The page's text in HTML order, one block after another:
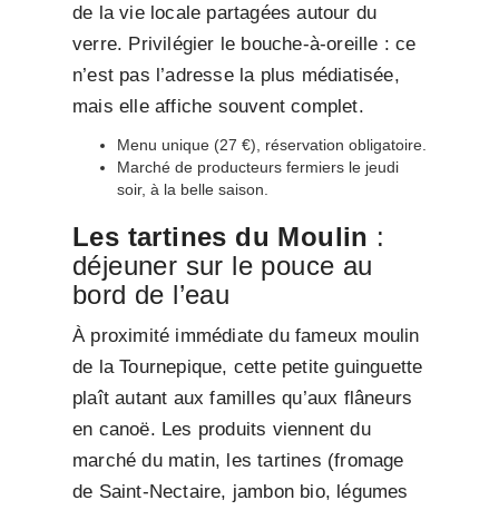
de la vie locale partagées autour du
verre. Privilégier le bouche-à-oreille : ce
n’est pas l’adresse la plus médiatisée,
mais elle affiche souvent complet.
Menu unique (27 €), réservation obligatoire.
Marché de producteurs fermiers le jeudi
soir, à la belle saison.
Les tartines du Moulin :
déjeuner sur le pouce au
bord de l’eau
À proximité immédiate du fameux moulin
de la Tournepique, cette petite guinguette
plaît autant aux familles qu’aux flâneurs
en canoë. Les produits viennent du
marché du matin, les tartines (fromage
de Saint-Nectaire, jambon bio, légumes